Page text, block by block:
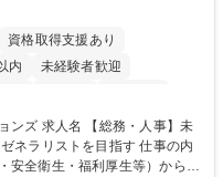
資格取得支援あり
内
未経験者歓迎
土日祝休み 寮・社宅あり
事】未
リストを目指す 仕事の内
安全衛生・福利厚生等）からお